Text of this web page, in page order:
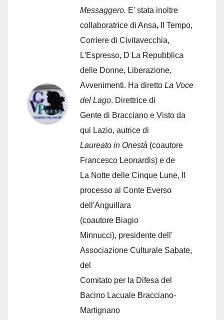
Messaggero. E' stata inoltre
collaboratrice di Ansa, Il Tempo,
Corriere di Civitavecchia,
L'Espresso, D La Repubblica
delle Donne, Liberazione,
Avvenimenti. Ha diretto La Voce
del Lago. Direttrice di
Gente di Bracciano e Visto da
qui Lazio, autrice di
Laureato in Onestà (coautore
Francesco Leonardis) e de
La Notte delle Cinque Lune, Il
processo al Conte Everso
dell'Anguillara
(coautore Biagio
Minnucci), presidente dell'
Associazione Culturale Sabate,
del
Comitato per la Difesa del
Bacino Lacuale Bracciano-
Martignano